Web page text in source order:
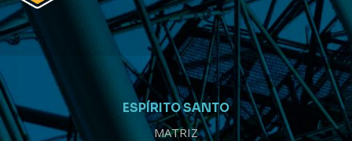
ESPÍRITO SANTO
MATRIZ